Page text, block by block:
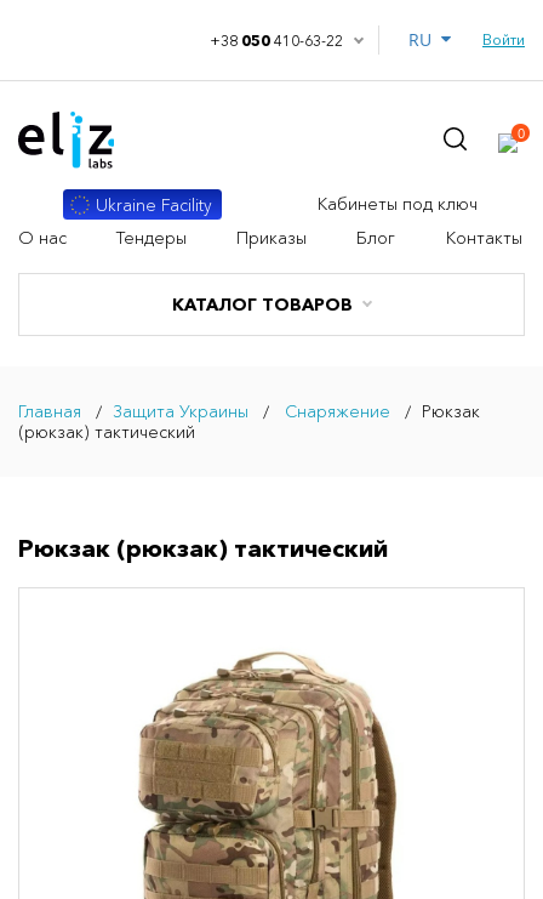
+38 050410-63-22 Войти
КАТАЛОГ ТОВАРОВ
Ukraine Facility
Кабинеты под ключ
О нас
Тендеры Приказы Блог Контакты
0
Главная Защита Украины Снаряжение
Рюкзак
(рюкзак) тактический
Рюкзак (рюкзак) тактический